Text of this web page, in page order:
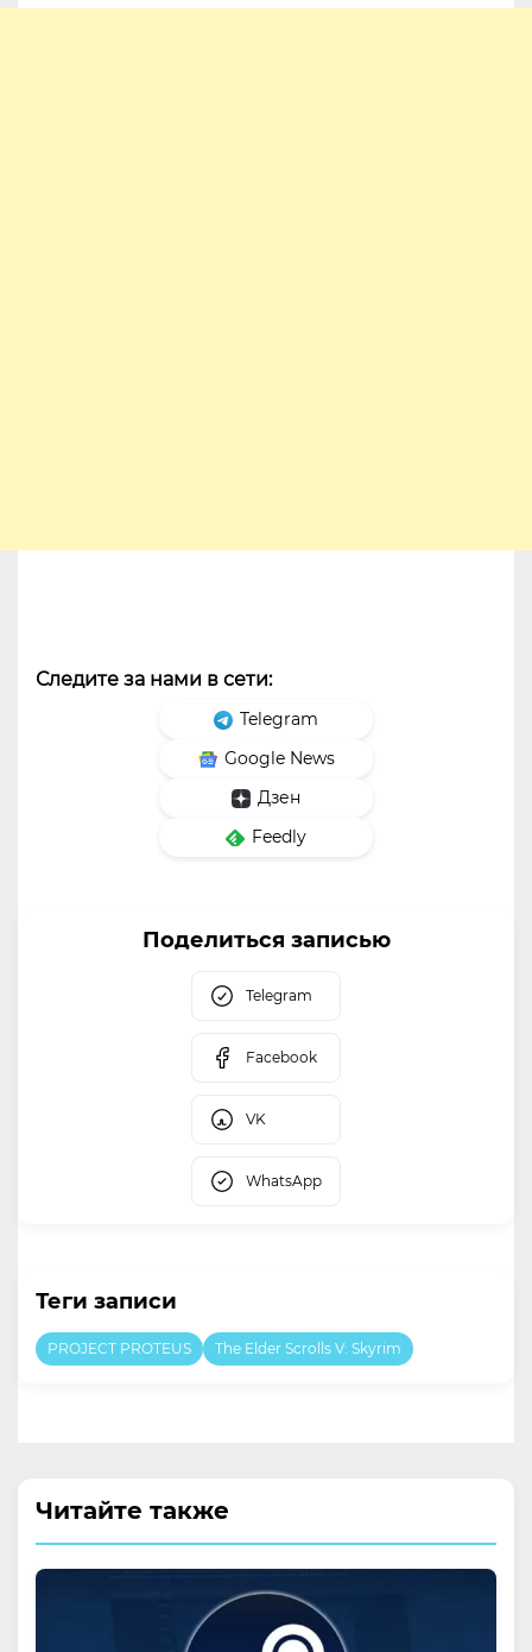
Следите за нами в сети:
Telegram
Google News
Дзен
Feedly
Поделиться записью
Telegram
Facebook
VK
WhatsApp
Теги записи
PROJECT PROTEUS The Elder Scrolls V: Skyrim
Читайте также